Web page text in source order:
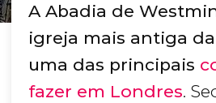
A Abadia de
igreja mais antiga
uma das principais
fazer em Londres.